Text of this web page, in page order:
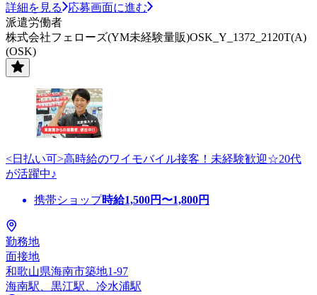
詳細を見る
応募画面に進む
派遣労働者
株式会社フェローズ(YM未経験量販)OSK_Y_1372_2120T(A)
(OSK)
<日払い可>高時給のワイモバイル接客！未経験歓迎☆20代
が活躍中♪
携帯ショップ時給1,500円〜1,800円
勤務地
面接地
和歌山県海南市築地1-97
海南駅、黒江駅、冷水浦駅